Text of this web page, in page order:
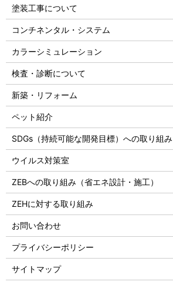
塗装工事について
コンチネンタル・システム
カラーシミュレーション
検査・診断について
新築・リフォーム
ペット紹介
SDGs（持続可能な開発目標）への取り組み
ウイルス対策室
ZEBへの取り組み（省エネ設計・施工）
ZEHに対する取り組み
お問い合わせ
プライバシーポリシー
サイトマップ